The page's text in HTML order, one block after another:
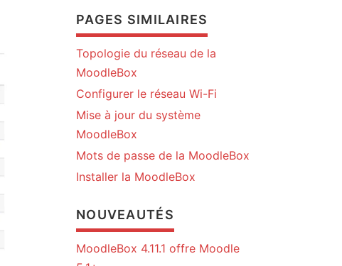
PAGES SIMILAIRES
Topologie du réseau de la
MoodleBox
Configurer le réseau Wi-Fi
Mise à jour du système
MoodleBox
Mots de passe de la MoodleBox
Installer la MoodleBox
NOUVEAUTÉS
MoodleBox 4.11.1 offre Moodle